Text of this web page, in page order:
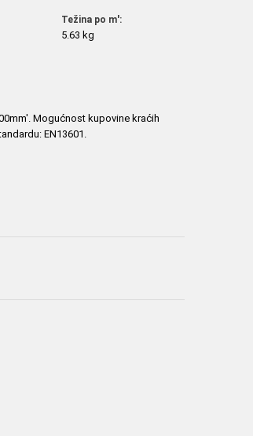
Težina po m':
5.63 kg
Mogućnost kupovine kraćih
EN13601.